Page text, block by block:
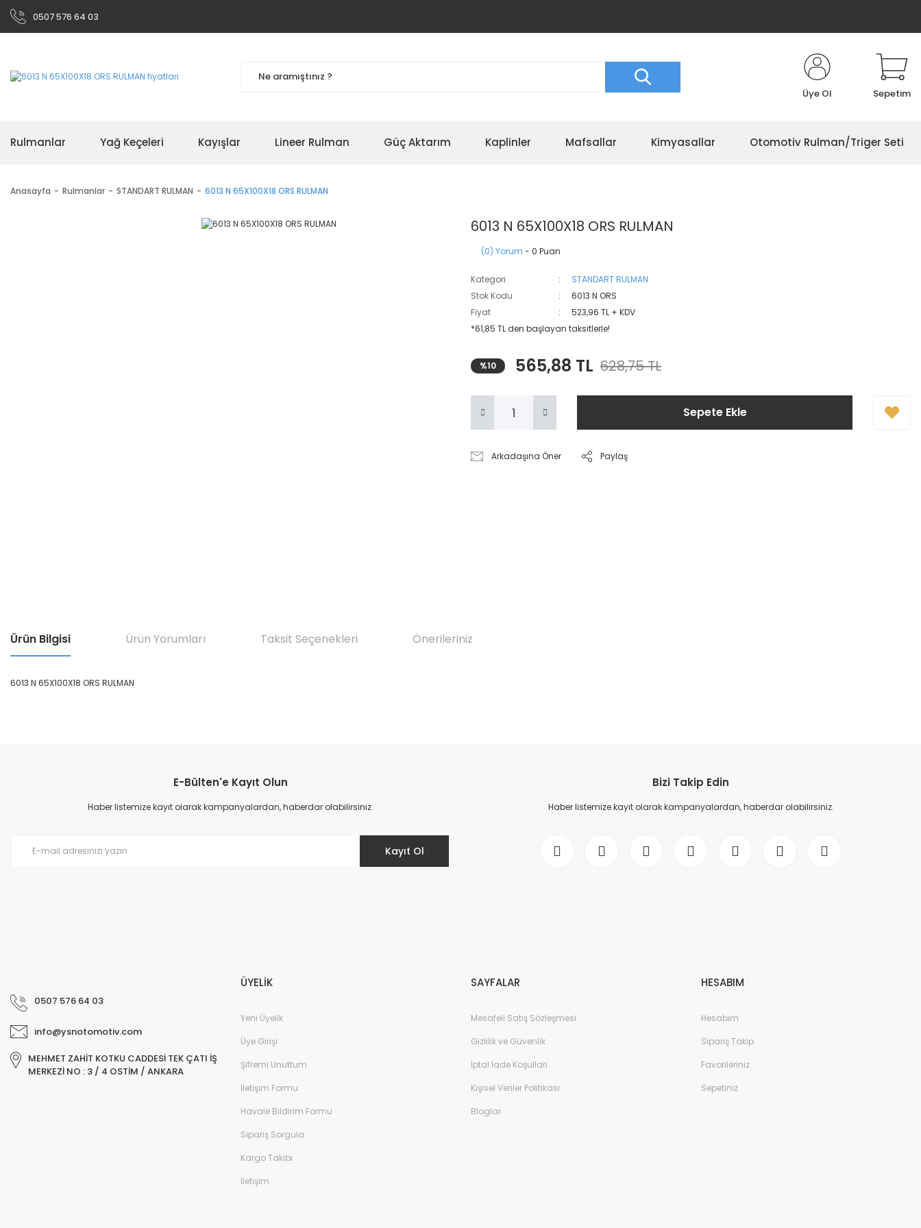
0507 576 64 03
Üye Ol Sepetim
Rulmanlar Yağ Keçeleri Kayışlar Lineer Rulman Güç Aktarım Kaplinler Mafsallar Kimyasallar Otomotiv Rulman/Triger Seti
Anasayfa Rulmanlar STANDART RULMAN 6013 N 65X100X18 ORS RULMAN
6013 N 65X100X18 ORS RULMAN
(0) Yorum - 0 Puan
Kategori
STANDART RULMAN
Stok Kodu
6013 N ORS
Fiyat
523,96 TL + KDV
*61,85 TL den başlayan taksitlerle!
%10 565,88 TL 628,75 TL
Sepete Ekle
Arkadaşına Öner Paylaş
Ürün Bilgisi Ürün Yorumları Taksit Seçenekleri Önerileriniz
6013 N 65X100X18 ORS RULMAN
Ürün resmi kalitesiz, bozuk veya görüntülenemiyor.
Ürün açıklamasında eksik bilgiler bulunuyor.
E-Bülten'e Kayıt Olun
Haber listemize kayıt olarak kampanyalardan, haberdar olabilirsiniz.
Kayıt Ol
Bizi Takip Edin
Haber listemize kayıt olarak kampanyalardan, haberdar olabilirsiniz.
0507 576 64 03
info@ysnotomotiv.com
MEHMET ZAHİT KOTKU CADDESİ TEK ÇATI İŞ
MERKEZİ NO : 3 / 4 OSTİM / ANKARA
ÜYELİK
Yeni Üyelik
Üye Girişi
Şifremi Unuttum
İletişim Formu
Havale Bildirim Formu
Sipariş Sorgula
Kargo Takibi
İletişim
SAYFALAR
Mesafeli Satış Sözleşmesi
Gizlilik ve Güvenlik
İptal İade Koşullari
Kişisel Veriler Politikası
Bloglar
HESABIM
Hesabım
Sipariş Takip
Favorileriniz
Sepetiniz